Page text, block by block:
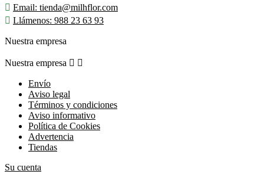
 Email: tienda@milhflor.com
 Llámenos: 988 23 63 93
Nuestra empresa
Nuestra empresa  
Envío
Aviso legal
Términos y condiciones
Aviso informativo
Política de Cookies
Advertencia
Tiendas
Su cuenta